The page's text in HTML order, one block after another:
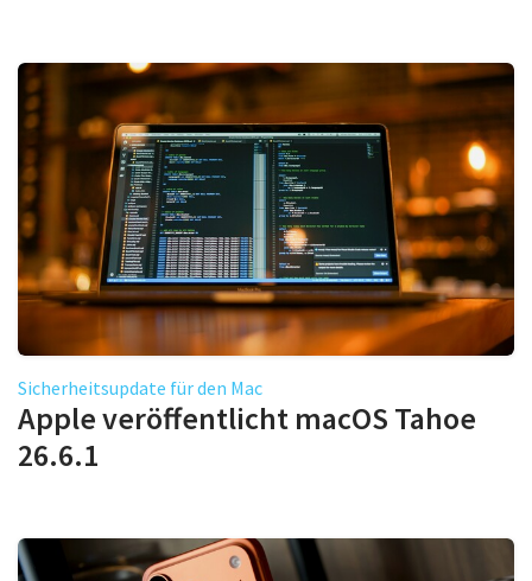
Sicherheitsupdate für den Mac
Apple veröffentlicht macOS Tahoe
26.6.1